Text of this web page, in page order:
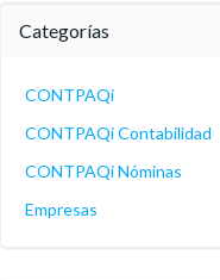
Categorías
CONTPAQi
CONTPAQi Contabilidad
CONTPAQi Nóminas
Empresas